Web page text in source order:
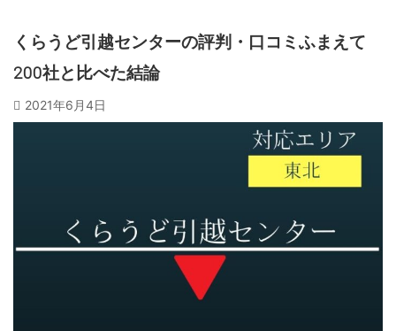
くらうど引越センターの評判・口コミふまえて
200社と比べた結論
2021年6月4日